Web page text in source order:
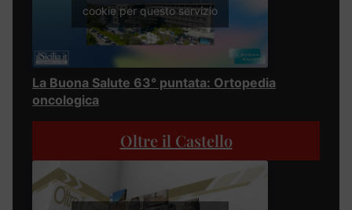
cookie per questo servizio
La Buona Salute 63° puntata: Ortopedia
oncologica
Oltre il Castello